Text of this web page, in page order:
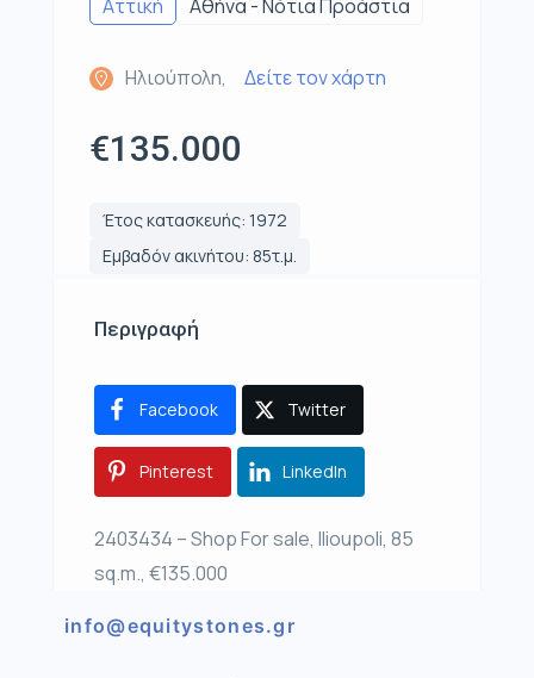
Αττική Αθήνα - Νότια Προάστια
Ηλιούπολη, Δείτε τον χάρτη
€135.000
Έτος κατασκευής: 1972
Εμβαδόν ακινήτου: 85τ.μ.
Περιγραφή
Facebook Twitter
Pinterest LinkedIn
2403434 – Shop For sale, Ilioupoli, 85
sq.m., €135.000
info@equitystones.gr